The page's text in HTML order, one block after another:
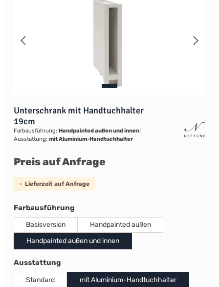
Unterschrank mit Handtuchhalter
19cm
Farbausführung: Handpainted außen und innen
Ausstattung: mit Aluminium-Handtuchhalter
Preis auf Anfrage
Lieferzeit auf Anfrage
Farbausführungauswählen
Basisversion
Handpainted außen
Handpainted außen und innen
Ausstattungauswählen
Standard mit Aluminium-Handtuchhalter